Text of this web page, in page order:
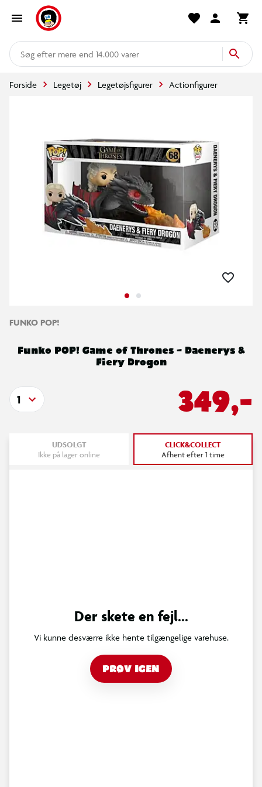
mere end 14.000 varer
Forside Legetøj Legetøjsfigurer Actionfigurer
FUNKO POP!
Funko POP! Game of Thrones – Daenerys &
Fiery Drogon
349,-
1
UDSOLGT
Ikke på lager online
CLICK&COLLECT
Afhent efter 1 time
Der skete en fejl...
Vi kunne desværre ikke hente tilgængelige varehuse.
PRØV IGEN